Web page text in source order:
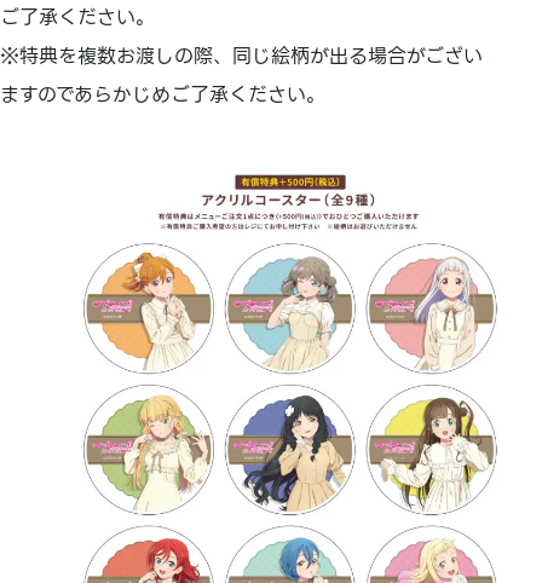
ご了承ください。
※特典を複数お渡しの際、同じ絵柄が出る場合がござい
ますのであらかじめご了承ください。